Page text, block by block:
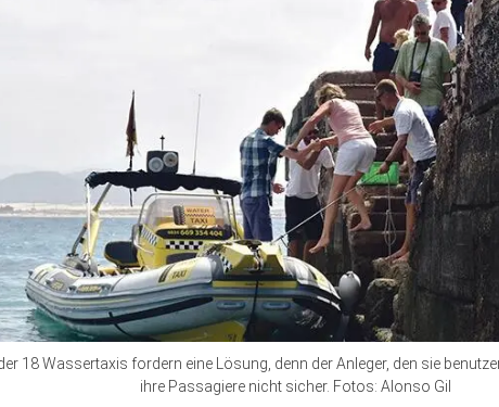
18 Wassertaxis fordern eine Lösung, denn der Anleger, den sie
ihre Passagiere nicht sicher. Fotos: Alonso Gil